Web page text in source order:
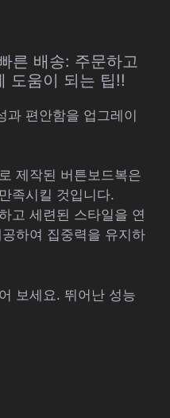
른 배송: 주문하고
도움이 되는 팁!!
과 편안함을 업그레이
제작된 버튼보드복은
족시킬 것입니다.
고 세련된 스타일을 연
하여 집중력을 유지하
보세요. 뛰어난 성능